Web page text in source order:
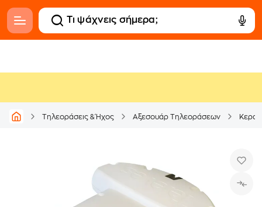
Τηλεοράσεις & Ήχος Αξεσουάρ Τηλεοράσεων